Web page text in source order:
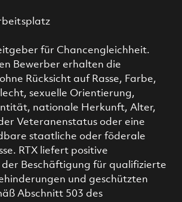
für Chancengleichheit.
Bewerber erhalten die
Rücksicht auf Rasse, Farbe,
sexuelle Orientierung,
nationale Herkunft, Alter,
Veteranenstatus oder eine
staatliche oder föderale
RTX liefert positive
Beschäftigung für qualifizierte
und geschützten
Abschnitt 503 des